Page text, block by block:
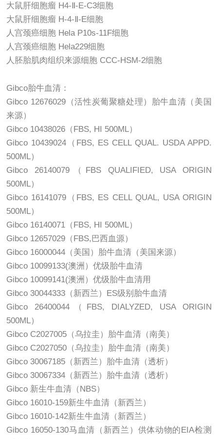
大鼠肝细胞瘤 H4-Ⅱ-E-C3细胞
大鼠肝细胞瘤 H-4-Ⅱ-E细胞
人宫颈癌细胞 Hela P10s-11F细胞
人宫颈癌细胞 Hela229细胞
人胚胎肌肉组织来源细胞 CCC-HSM-2细胞
Gibco胎牛血清：
Gibco 12676029（活性炭葡聚糖处理）胎牛血清（美国
来源）
Gibco 10438026（FBS, HI 500ML）
Gibco 10439024（FBS, ES CELL QUAL. USDA APPD.
500ML）
Gibco 26140079（FBS QUALIFIED, USA ORIGIN
500ML）
Gibco 16141079（FBS, ES CELL QUAL, USA ORIGIN
500ML）
Gibco 16140071（FBS, HI 500ML）
Gibco 12657029（FBS,巴西血源）
Gibco 16000044（美国）胎牛血清（美国来源）
Gibco 10099133(澳洲）优级胎牛血清
Gibco 10099141(澳洲）优级胎牛血清用
Gibco 30044333（新西兰）ES级别胎牛血清
Gibco 26400044（FBS, DIALYZED, USA ORIGIN
500ML）
Gibco C2027005（乌拉圭）胎牛血清（南美）
Gibco C2027050（乌拉圭）胎牛血清（南美）
Gibco 30067185（新西兰）胎牛血清（透析）
Gibco 30067334（新西兰）胎牛血清（透析）
Gibco 新生牛血清（NBS）
Gibco 16010-159新生牛血清（新西兰）
Gibco 16010-142新生牛血清（新西兰）
Gibco 16050-130马血清（新西兰）供体动物的EIA检测